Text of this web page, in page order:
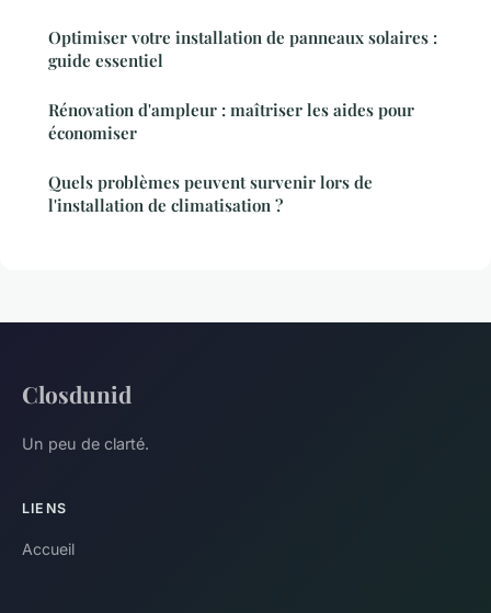
Optimiser votre installation de panneaux solaires :
guide essentiel
Rénovation d'ampleur : maîtriser les aides pour
économiser
Quels problèmes peuvent survenir lors de
l'installation de climatisation ?
Closdunid
Un peu de clarté.
LIENS
Accueil